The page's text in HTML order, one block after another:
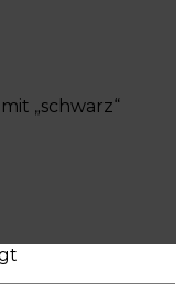
„schwarz“